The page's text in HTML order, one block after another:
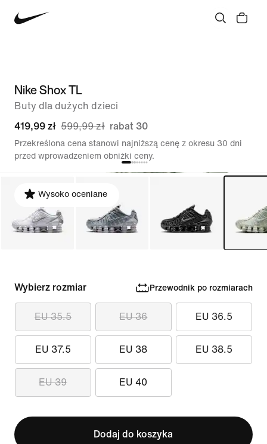
Nike Shox TL
Buty dla dużych dzieci
419,99 zł 599,99 zł rabat 30
Przekreślona cena stanowi najniższą cenę z okresu 30 dni
przed wprowadzeniem obniżki ceny.
Wysoko oceniane
Wybierz rozmiar Przewodnik po rozmiarach
EU 35.5 EU 36 EU 36.5
EU 37.5 EU 38 EU 38.5
EU 39 EU 40
Dodaj do koszyka